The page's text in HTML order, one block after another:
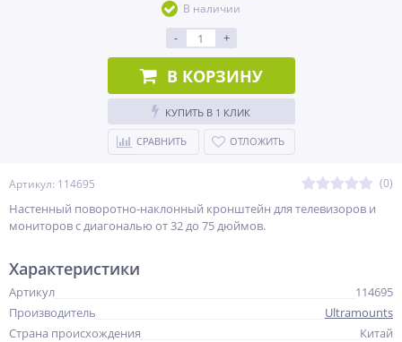
Артикул: 114695 (0)
Настенный поворотно-наклонный кронштейн для телевизоров и
мониторов с диагональю от 32 до 75 дюймов.
В наличии
- +
В КОРЗИНУ
КУПИТЬ В 1 КЛИК
СРАВНИТЬ ОТЛОЖИТЬ
Характеристики
Артикул
114695
Производитель
Ultramounts
Страна происхождения
Китай